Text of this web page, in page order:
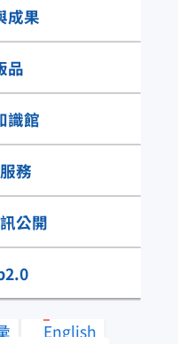
成果
品
識館
務
公開
English